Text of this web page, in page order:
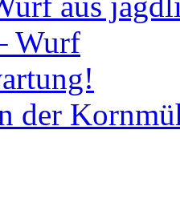
Wurf
der